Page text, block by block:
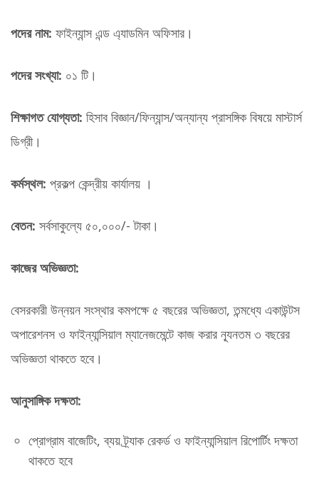
পদের নাম: ফাইন্যান্স এন্ড এ্যাডমিন অফিসার।
পদের সংখ্যা: ০১ টি।
শিক্ষাগত যোগ্যতা: হিসাব বিজ্ঞান/ফিন্যান্স/অন্যান্য প্রাসঙ্গিক বিষয়ে মাস্টার্স
ডিগ্রী।
কর্মস্থল: প্রকল্প কেন্দ্রীয় কার্যালয় ।
বেতন: সর্বসাকুল্যে ৫০,০০০/- টাকা।
কাজের অভিজ্ঞতা:
বেসরকারী উন্নয়ন সংস্থার কমপক্ষে ৫ বছরের অভিজ্ঞতা, তন্মধ্যে একাউন্টস
অপারেশনস ও ফাইন্যান্সিয়াল ম্যানেজমেন্টে কাজ করার ন্যূনতম ৩ বছরের
অভিজ্ঞতা থাকতে হবে।
আনুসাঙ্গিক দক্ষতা:
প্রোগ্রাম বাজেটিং, ব্যয় ট্র্যাক রেকর্ড ও ফাইন্যান্সিয়াল রিপোর্টিং দক্ষতা
থাকতে হবে